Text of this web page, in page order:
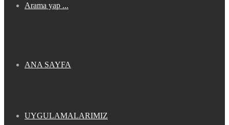
Arama yap ...
ANA SAYFA
UYGULAMALARIMIZ